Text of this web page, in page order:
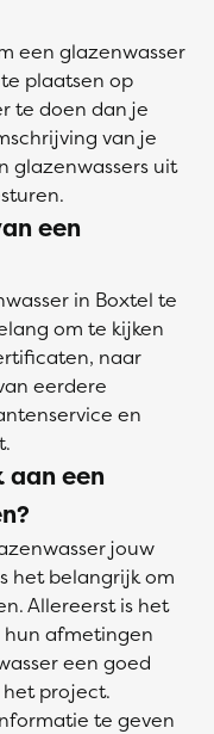
een glazenwasser
plaatsen op
te doen dan je
van je
glazenwassers uit
een
in Boxtel te
om te kijken
naar
eerdere
en
een
jouw
het belangrijk om
Allereerst is het
afmetingen
een goed
project.
te geven